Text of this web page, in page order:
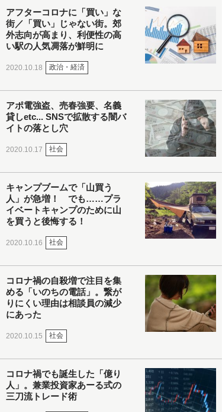
アフターコロナに「買い」な
街／「買い」じゃない街。郊
外志向が高まり、利便性の高
い駅の人気凋落が鮮明に
2020.10.18 政治・経済
アポ電強盗、売春強要、名義
貸しetc... SNSで拡散する闇バ
イトの落とし穴
2020.10.17 社会
キャンプブームで「山買う
人」が急増！ でも……プラ
イベートキャンプのために山
を買うと後悔する！
2020.10.16 社会
コロナ禍の自殺増で注目を集
める「いのちの電話」。繋が
りにくい理由は相談員の減少
にあった
2020.10.15 社会
コロナ禍でも誕生した「億り
人」。兼業投資家あーる式の
三刀流トレード術